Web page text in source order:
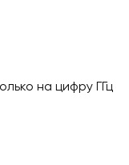
на цифру ГГц